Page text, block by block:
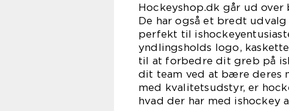
Hockeyshop.dk går ud
De har også et bredt
perfekt til
yndlingsholds logo,
til at forbedre dit greb på
dit team ved at bære deres
med kvalitetsudstyr, er
hvad der har med ishockey